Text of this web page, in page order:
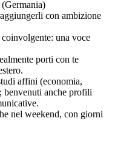
con ambizione
una voce
porti con te
affini (economia,
benvenuti anche profili
nel weekend, con giorni